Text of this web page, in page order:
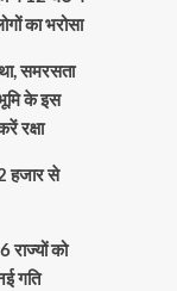
का भरोसा
समरसता
के इस
रक्षा
हजार से
को
गति